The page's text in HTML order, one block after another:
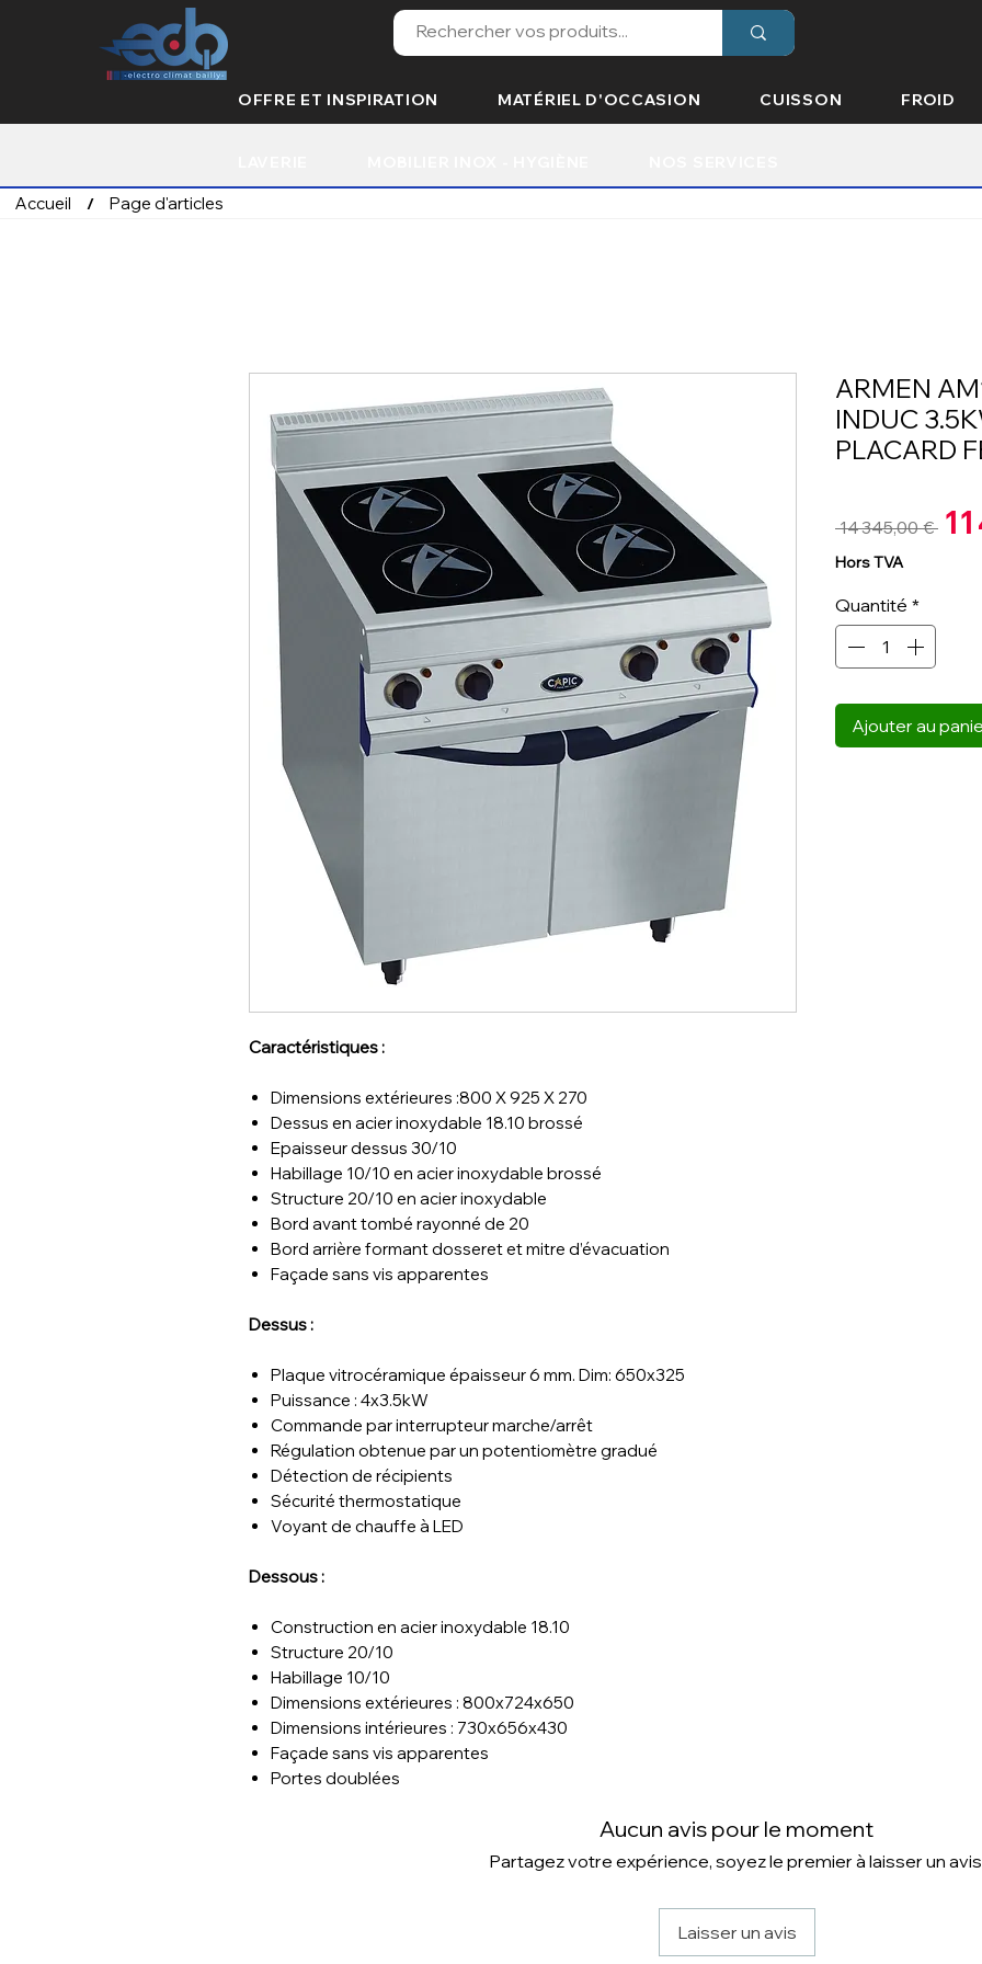
OFFRE ET INSPIRATION MATÉRIEL D'OCCASION CUISSON FROID
Accueil / Page d'articles
Caractéristiques :
Dimensions extérieures :800 X 925 X 270
Dessus en acier inoxydable 18.10 brossé
Epaisseur dessus 30/10
Habillage 10/10 en acier inoxydable brossé
Structure 20/10 en acier inoxydable
Bord avant tombé rayonné de 20
Bord arrière formant dosseret et mitre d’évacuation
Façade sans vis apparentes
Dessus :
Plaque vitrocéramique épaisseur 6 mm. Dim: 650x325
Puissance : 4x3.5kW
Commande par interrupteur marche/arrêt
Régulation obtenue par un potentiomètre gradué
Détection de récipients
Sécurité thermostatique
Voyant de chauffe à LED
Dessous :
Construction en acier inoxydable 18.10
Structure 20/10
Habillage 10/10
Dimensions extérieures : 800x724x650
Dimensions intérieures : 730x656x430
Façade sans vis apparentes
Portes doublées
ARMEN
INDUC
PLACARD
14 345,00 €
Hors TVA
Quantité *
Ajouter au
Aucun avis pour le moment
Partagez votre expérience, soyez le premier à laisser un
Laisser un avis